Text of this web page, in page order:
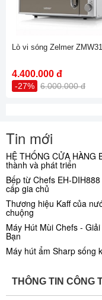
Lò vi sóng Zelmer
4.400.000 đ
-27% 6.000.000 đ
Tin mới
HỆ THỐNG CỬA HÀNG
thành và phát triển
Bếp từ Chefs EH-
cấp gia chủ
Thương hiệu Kaff của
chuộng
Máy Hút Mùi Chefs -
Bạn
Máy hút ẩm Sharp sống
THÔNG TIN CÔNG